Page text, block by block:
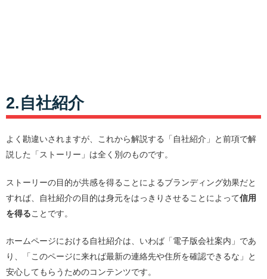
2.自社紹介
よく勘違いされますが、これから解説する「自社紹介」と前項で解
説した「ストーリー」は全く別のものです。
ストーリーの目的が共感を得ることによるブランディング効果だと
すれば、自社紹介の目的は身元をはっきりさせることによって信用
を得ることです。
ホームページにおける自社紹介は、いわば「電子版会社案内」であ
り、「このページに来れば最新の連絡先や住所を確認できるな」と
安心してもらうためのコンテンツです。